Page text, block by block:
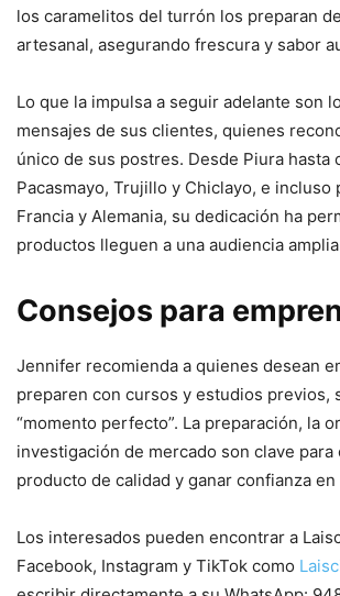
los caramelitos del turrón los preparan
artesanal, asegurando frescura y sabor
Lo que la impulsa a seguir adelante son
mensajes de sus clientes, quienes
único de sus postres. Desde Piura hasta
Pacasmayo, Trujillo y Chiclayo, e incluso
Francia y Alemania, su dedicación ha
productos lleguen a una audiencia
Consejos para
Jennifer recomienda a quienes desean
preparen con cursos y estudios previos,
“momento perfecto”. La preparación, la
investigación de mercado son clave para
producto de calidad y ganar confianza en
Los interesados pueden encontrar a
Facebook, Instagram y TikTok como